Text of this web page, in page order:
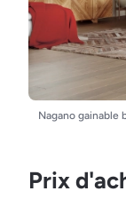
Nagano gainable
Prix